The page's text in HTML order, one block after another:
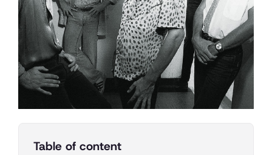
Table of content